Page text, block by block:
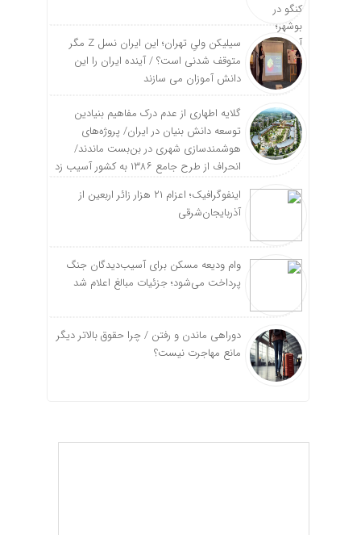
سیلیکن ولیِ تهران؛ این ایران نسل Z مگر
متوقف شدنی است؟ / آینده ایران را این
دانش آموزان می سازند
گلایه اطهاری از عدم درک مفاهیم بنیادین
توسعه دانش بنیان در ایران/ پروژه‌های
هوشمندسازی شهری در بن‌بست ماندند/
انحراف از طرح جامع ۱۳۸۶ به کشور آسیب زد
اینفوگرافیک؛ اعزام ۲۱ هزار زائر اربعین از
آذربایجان‌شرقی
وام ودیعه مسکن برای آسیب‌دیدگان جنگ
پرداخت می‌شود؛ جزئیات مبالغ اعلام شد
دوراهی ماندن و رفتن / چرا حقوق بالاتر دیگر
مانع مهاجرت نیست؟